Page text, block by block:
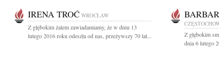
IRENA TROĆ WROCŁAW
Z głębokim żalem zawiadamiamy, że w dniu 13
lutego 2016 roku odeszła od nas, przeżywszy 70 lat...
Z głębokim
dnia 6 lutego